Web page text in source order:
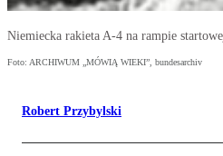
Niemiecka rakieta A-4 na rampie
Foto: ARCHIWUM „MÓWIĄ WIEKI”, bundesarchiv
Robert Przybylski